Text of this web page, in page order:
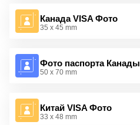
Канада VISA Фото
35 x 45 mm
Фото паспорта Канады
50 x 70 mm
Китай VISA Фото
33 x 48 mm